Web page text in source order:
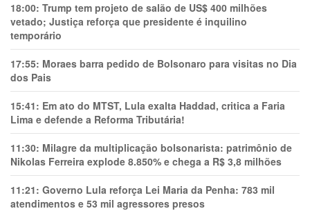
18:00: Trump tem projeto de salão de US$ 400 milhões
vetado; Justiça reforça que presidente é inquilino
temporário
17:55: Moraes barra pedido de Bolsonaro para visitas no Dia
dos Pais
15:41: Em ato do MTST, Lula exalta Haddad, critica a Faria
Lima e defende a Reforma Tributária!
11:30: Milagre da multiplicação bolsonarista: patrimônio de
Nikolas Ferreira explode 8.850% e chega a R$ 3,8 milhões
11:21: Governo Lula reforça Lei Maria da Penha: 783 mil
atendimentos e 53 mil agressores presos